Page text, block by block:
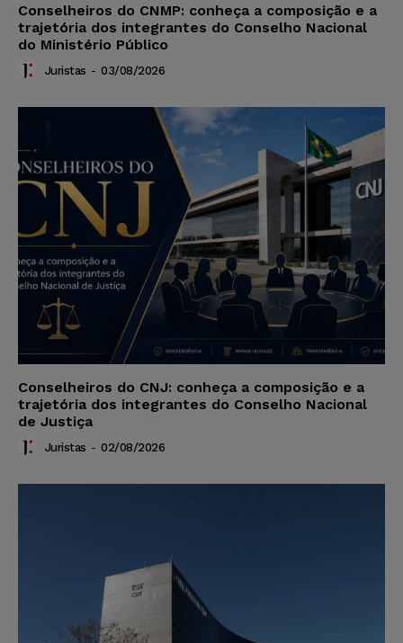
Conselheiros do CNMP: conheça a composição e a
trajetória dos integrantes do Conselho Nacional
do Ministério Público
Juristas - 03/08/2026
Conselheiros do CNJ: conheça a composição e a
trajetória dos integrantes do Conselho Nacional
de Justiça
Juristas - 02/08/2026